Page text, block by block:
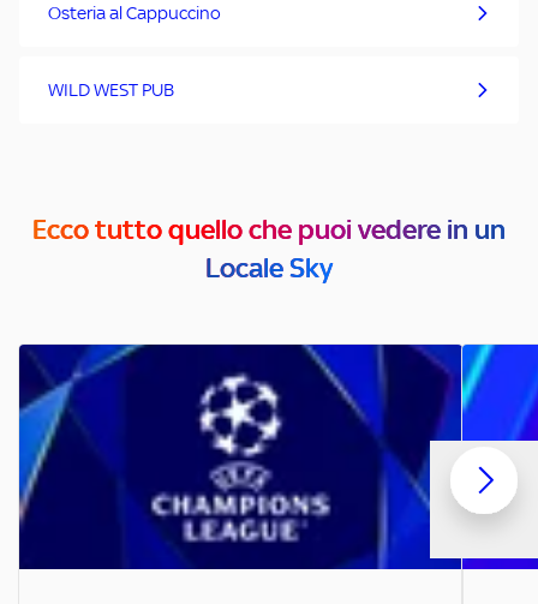
Osteria al Cappuccino
WILD WEST PUB
Ecco tutto quello che puoi vedere in un
Locale Sky